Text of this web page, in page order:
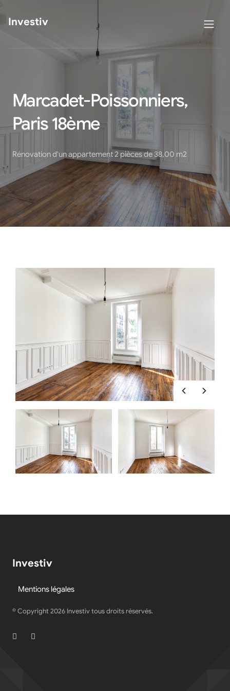
Investiv
Marcadet-Poissonniers,
Paris 18ème
Rénovation d'un appartement 2 pièces de 38,00 m2
Investiv
Mentions légales
© Copyright2026 Investiv tous droits réservés.